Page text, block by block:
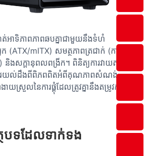
ាទិភាពភាពឆបគ្នាជាមួយនឹងទំហំ
mITX) សមត្ថភាពត្រជាក់ (ការគាំទ្រ
និងសក្តានុពលពង្រីក។ ពិនិត្យការវាយតម្លៃ
រយល់ដឹងពីពិភពពិតអំពីគុណភាពសំណង់
រួលនៃការផ្គុំដែលត្រូវគ្នានឹងតម្រូវការជាក់
បទ​ដែល​ទាក់ទង